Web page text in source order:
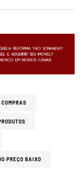
COMPRAS
PREÇO BAIXO